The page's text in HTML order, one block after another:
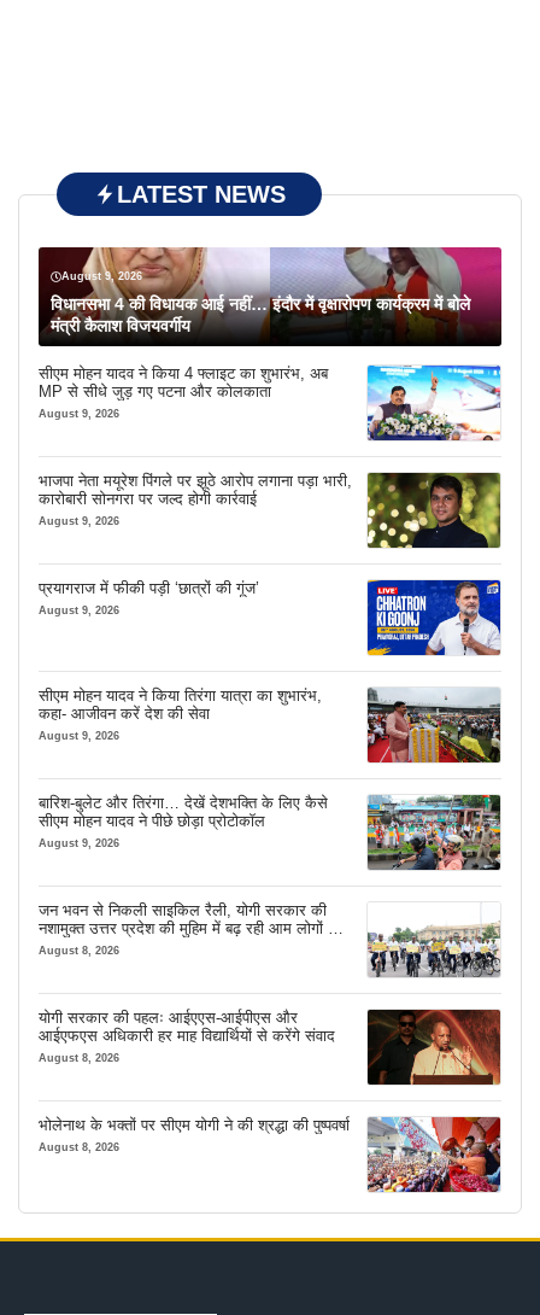
LATEST NEWS
August 9, 2026
विधानसभा 4 की विधायक आई नहीं… इंदौर में वृक्षारोपण कार्यक्रम में बोले
मंत्री कैलाश विजयवर्गीय
सीएम मोहन यादव ने किया 4 फ्लाइट का शुभारंभ, अब
MP से सीधे जुड़ गए पटना और कोलकाता
August 9, 2026
भाजपा नेता मयूरेश पिंगले पर झूठे आरोप लगाना पड़ा भारी,
कारोबारी सोनगरा पर जल्द होगी कार्रवाई
August 9, 2026
प्रयागराज में फीकी पड़ी ‘छात्रों की गूंज’
August 9, 2026
सीएम मोहन यादव ने किया तिरंगा यात्रा का शुभारंभ,
कहा- आजीवन करें देश की सेवा
August 9, 2026
बारिश-बुलेट और तिरंगा… देखें देशभक्ति के लिए कैसे
सीएम मोहन यादव ने पीछे छोड़ा प्रोटोकॉल
August 9, 2026
जन भवन से निकली साइकिल रैली, योगी सरकार की
नशामुक्त उत्तर प्रदेश की मुहिम में बढ़ रही आम लोगों की
भागीदारी
August 8, 2026
योगी सरकार की पहलः आईएएस-आईपीएस और
आईएफएस अधिकारी हर माह विद्यार्थियों से करेंगे संवाद
August 8, 2026
भोलेनाथ के भक्तों पर सीएम योगी ने की श्रद्धा की पुष्पवर्षा
August 8, 2026